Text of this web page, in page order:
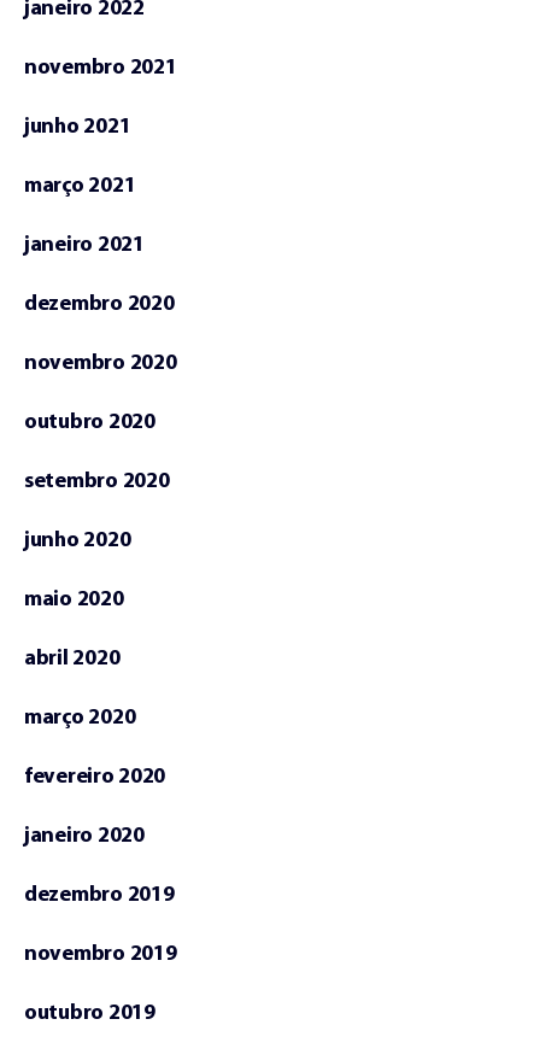
janeiro 2022
novembro 2021
junho 2021
março 2021
janeiro 2021
dezembro 2020
novembro 2020
outubro 2020
setembro 2020
junho 2020
maio 2020
abril 2020
março 2020
fevereiro 2020
janeiro 2020
dezembro 2019
novembro 2019
outubro 2019